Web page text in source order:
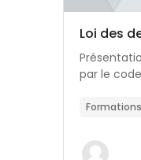
Nom du
Loi des
Résumé
par le